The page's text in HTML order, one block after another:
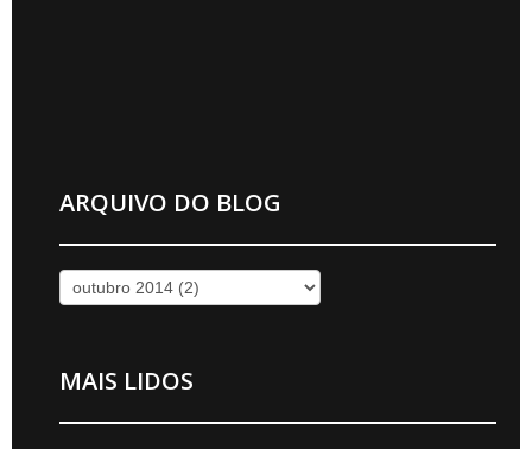
ARQUIVO DO BLOG
MAIS LIDOS